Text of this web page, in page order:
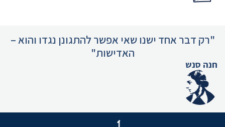
"רק דבר אחד ישנו שאי אפשר להתגונן נגדו והוא –
האדישות"
חנה סנש